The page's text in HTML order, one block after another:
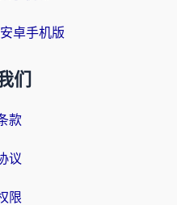
卓手机版
们
款
议
限